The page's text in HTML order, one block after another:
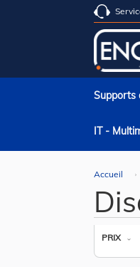
Supports
IT -
Accueil
PRIX